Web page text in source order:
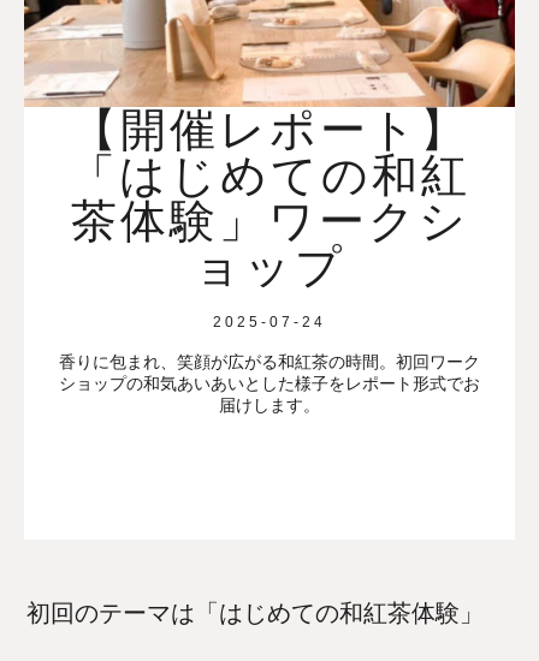
【開催レポート】
「はじめての和紅
茶体験」ワークシ
ョップ
2025-07-24
香りに包まれ、笑顔が広がる和紅茶の時間。初回ワーク
ショップの和気あいあいとした様子をレポート形式でお
届けします。
初回のテーマは「はじめての和紅茶体験」